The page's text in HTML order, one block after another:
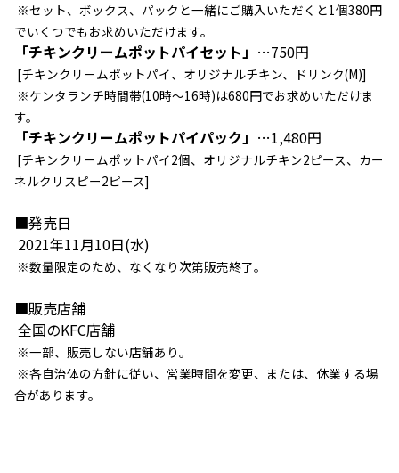
※セット、ボックス、パックと一緒にご購入いただくと1個380円
でいくつでもお求めいただけます。
「チキンクリームポットパイセット」 …750円
[チキンクリームポットパイ、オリジナルチキン、ドリンク(M)]
※ケンタランチ時間帯(10時～16時)は680円でお求めいただけま
す。
「チキンクリームポットパイパック」 …1,480円
[チキンクリームポットパイ2個、オリジナルチキン2ピース、カー
ネルクリスピー2ピース]
■発売日
2021年11月10日(水)
※数量限定のため、なくなり次第販売終了。
■販売店舗
全国のKFC店舗
※一部、販売しない店舗あり。
※各自治体の方針に従い、営業時間を変更、または、休業する場
合があります。